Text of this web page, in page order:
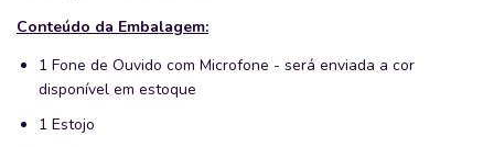
Conteúdo da Embalagem:
1 Fone de Ouvido com Microfone - será enviada a cor
disponível em estoque
1 Estojo